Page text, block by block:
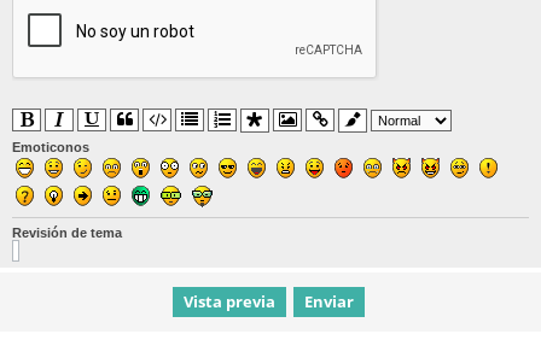
Emoticonos
Revisión de tema